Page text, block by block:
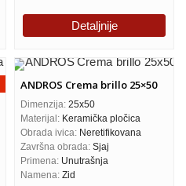
Detaljnije
ANDROS Crema brillo 25×50
Dimenzija: 25x50
Materijal: Keramička pločica
Obrada ivica: Neretifikovana
Završna obrada: Sjaj
Primena: Unutrašnja
Namena: Zid